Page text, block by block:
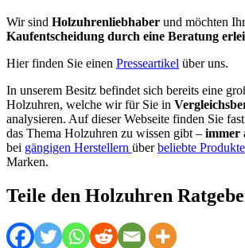
Wir sind Holzuhrenliebhaber und möchten
Kaufentscheidung durch eine Beratung
Hier finden Sie einen Presseartikel über uns.
In unserem Besitz befindet sich bereits eine
Holzuhren, welche wir für Sie in
analysieren. Auf dieser Webseite finden Sie
das Thema Holzuhren zu wissen gibt – immer
bei gängigen Herstellern überbeliebte Produkte
Marken.
Teile den Holzuhren